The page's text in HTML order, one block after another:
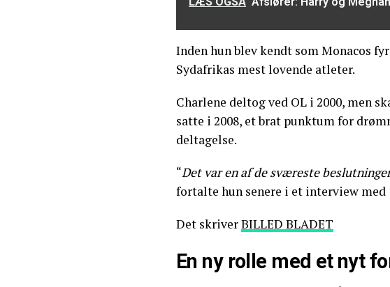
Inden hun blev kendt som Monacos
Sydafrikas mest lovende atleter.
Charlene deltog ved OL i 2000, men
satte i 2008, et brat punktum for
deltagelse.
“Det var en af de sværeste
fortalte hun senere i et interview med
Det skriverBILLED BLADET
En ny rolle med et nyt